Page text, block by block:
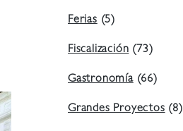
Ferias(5)
Fiscalización(73)
Gastronomía(66)
Grandes Proyectos(8)